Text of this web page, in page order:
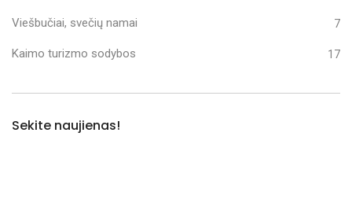
Viešbučiai, svečių namai 7
Kaimo turizmo sodybos 17
Sekite naujienas!